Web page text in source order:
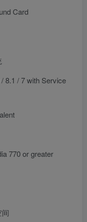
Card
8.1 / 7 with Service
770 or greater